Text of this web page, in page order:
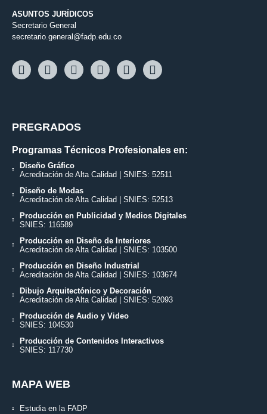
ASUNTOS JURÍDICOS
Secretario General
secretario.general@fadp.edu.co
PREGRADOS
Programas Técnicos Profesionales en:
Diseño Gráfico
Acreditación de Alta Calidad | SNIES: 52511
Diseño de Modas
Acreditación de Alta Calidad | SNIES: 52513
Producción en Publicidad y Medios Digitales
SNIES: 116589
Producción en Diseño de Interiores
Acreditación de Alta Calidad | SNIES: 103500
Producción en Diseño Industrial
Acreditación de Alta Calidad | SNIES: 103674
Dibujo Arquitectónico y Decoración
Acreditación de Alta Calidad | SNIES: 52093
Producción de Audio y Video
SNIES: 104530
Producción de Contenidos Interactivos
SNIES: 117730
MAPA WEB
Estudia en la FADP